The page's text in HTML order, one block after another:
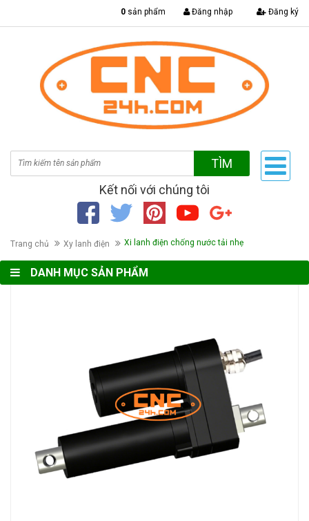
0 sản phẩm Đăng nhập Đăng ký
TÌM
Kết nối với chúng tôi
Trang chủ Xy lanh điện Xi lanh điện chống nước tải nhẹ
DANH MỤC SẢN PHẨM